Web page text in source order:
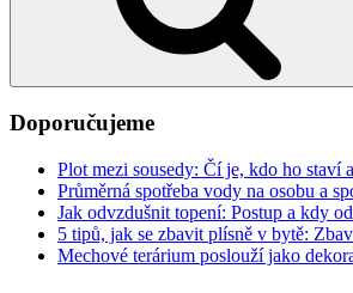
Doporučujeme
Plot mezi sousedy: Čí je, kdo ho staví
Průměrná spotřeba vody na osobu a
Jak odvzdušnit topení: Postup a kdy
5 tipů, jak se zbavit plísně v bytě:
Mechové terárium poslouží jako